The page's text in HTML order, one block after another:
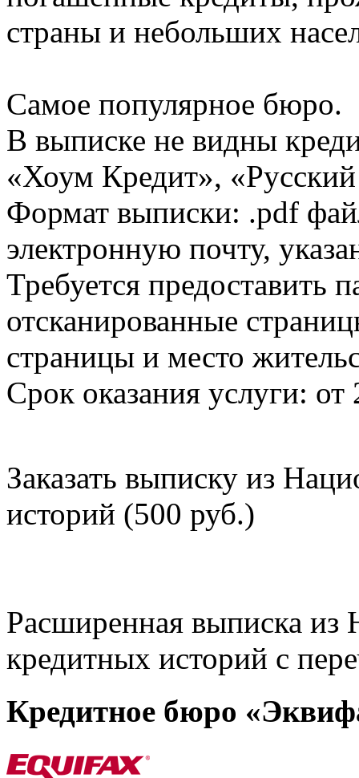
страны и небольших
Самое популярное бюро.
В выписке не видны
«Хоум Кредит»,
Формат выписки: .pdf
электронную почту,
Требуется предоставить
отсканированные
страницы и место
Срок оказания услуги: от
Заказать выписку из
историй (500 руб.)
Расширенная выписка из
кредитных историй с
Кредитное бюро